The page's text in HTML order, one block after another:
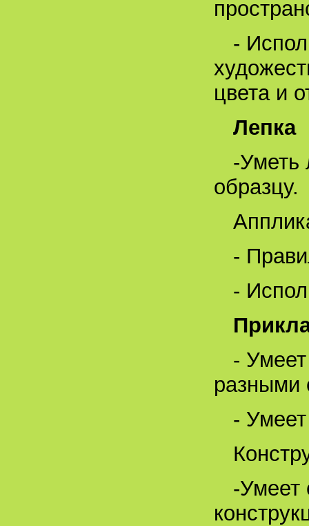
-
цвета и
Лепка
-Уметь
образцу.
-
-
-
разными
-
-Умеет